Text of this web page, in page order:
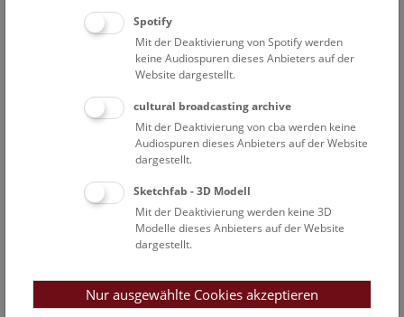
Kids & Co ab 6 Jahren: Donau-Auenland
Hast du gewusst, dass es in und um Wien eine richtig
wilde Flusslandschaft gibt? In den Donauauen leben viele
spannende Tiere, die man mit ein bisschen Glück dort
auch entdecken kann. In unserer Schausammlung triffst
du sie jedenfalls garantiert!
Spotify
Mit der Deaktivierung von Spotify werden
keine Audiospuren dieses Anbieters auf der
Website dargestellt.
cultural broadcasting archive
Mit der Deaktivierung von cba werden keine
Audiospuren dieses Anbieters auf der Website
dargestellt.
Sketchfab - 3D Modell
Mit der Deaktivierung werden keine 3D
Modelle dieses Anbieters auf der Website
dargestellt.
Nur ausgewählte Cookies akzeptieren